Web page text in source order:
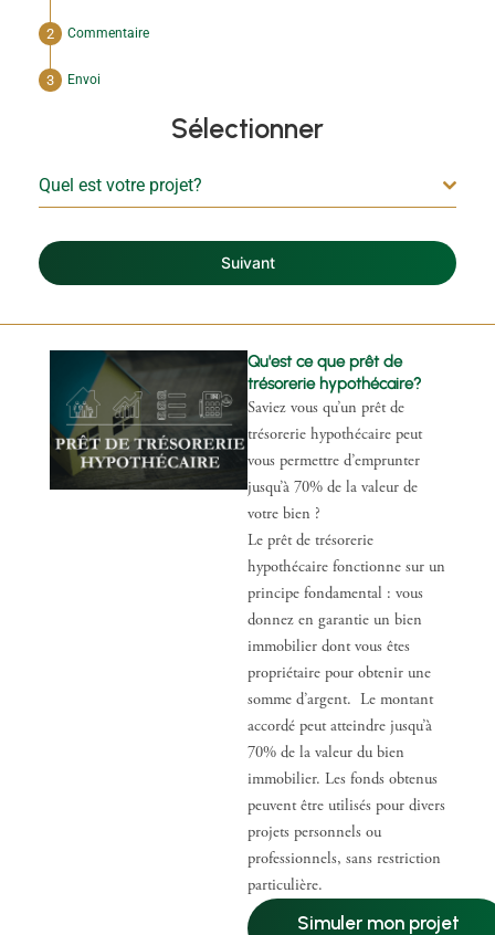
Commentaire
Envoi
Sélectionner
Quel est votre projet?
Suivant
Qu'est ce que prêt de
trésorerie hypothécaire?
Saviez vous qu’un prêt de
trésorerie hypothécaire peut
vous permettre d’emprunter
jusqu’à 70% de la valeur de
votre bien ?
Le prêt de trésorerie
hypothécaire fonctionne sur un
principe fondamental : vous
donnez en garantie un bien
immobilier dont vous êtes
propriétaire pour obtenir une
somme d’argent. Le montant
accordé peut atteindre jusqu’à
70% de la valeur du bien
immobilier. Les fonds obtenus
peuvent être utilisés pour divers
projets personnels ou
professionnels, sans restriction
particulière.
Simuler mon projet